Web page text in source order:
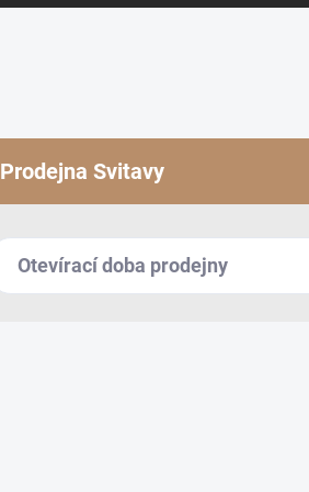
Prodejna Svitavy
Otevírací doba prodejny